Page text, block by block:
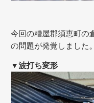
今回の糟屋郡須恵町の
の問題が発覚しました。
▼波打ち変形